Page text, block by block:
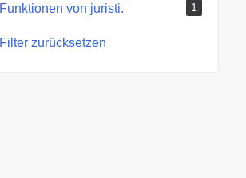
Funktionen von juristi. 1
Filter zurücksetzen